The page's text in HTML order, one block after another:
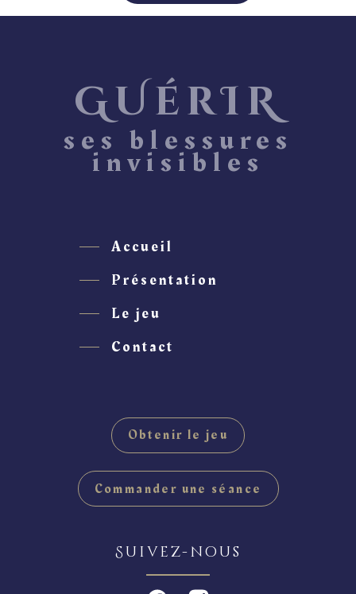
GUérIR
ses blessures
invisibles
Accueil
Présentation
Le jeu
Contact
Obtenir le jeu
Commander une séance
Suivez-nous